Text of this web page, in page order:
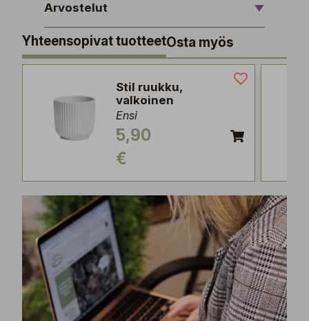
Arvostelut
Yhteensopivat tuotteetOsta myös
Stil ruukku,
valkoinen
Ensi
5,90
€